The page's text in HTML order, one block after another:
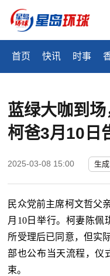
首页 快讯 时事
蓝绿大咖到场
柯爸3月10日
2025-03-08 15:00 生
民众党前主席柯文哲父
月10日举行。柯妻陈佩
所受理后已同意，但实
部也公布当天流程，仪
束。